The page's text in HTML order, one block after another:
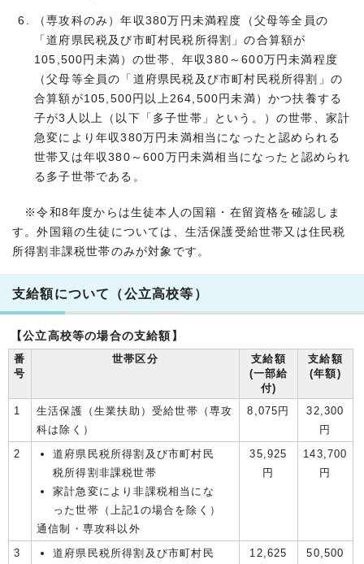
（専攻科のみ）年収380万円未満程度（父母等全員の
「道府県民税及び市町村民税所得割」の合算額が
105,500円未満）の世帯、年収380～600万円未満程度
（父母等全員の「道府県民税及び市町村民税所得割」の
合算額が105,500円以上264,500円未満）かつ扶養する
子が3人以上（以下「多子世帯」という。）の世帯、家計
急変により年収380万円未満相当になったと認められる
世帯又は年収380～600万円未満相当になったと認められ
る多子世帯である。
※令和8年度からは生徒本人の国籍・在留資格を確認しま
す。外国籍の生徒については、生活保護受給世帯又は住民税
所得割非課税世帯のみが対象です。
支給額について（公立高校等）
【公立高校等の場合の支給額】
番
号
世帯区分
支給額
(一部給
付)
支給額
(年額)
1
生活保護（生業扶助）受給世帯（専攻
科は除く）
8,075円
32,300
円
2
道府県民税所得割及び市町村民
税所得割非課税世帯
家計急変により非課税相当にな
った世帯（上記1の場合を除く）
通信制・専攻科以外
35,925
円
143,700
円
3
道府県民税所得割及び市町村民
12,625
50,500